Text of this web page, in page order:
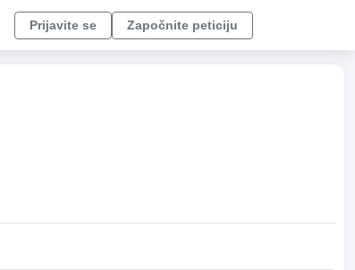
Prijavite se Započnite peticiju